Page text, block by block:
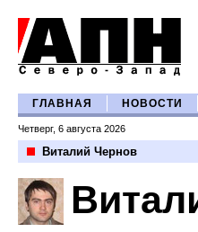
ГЛАВНАЯ НОВОСТИ
Четверг, 6 августа 2026
Виталий Чернов